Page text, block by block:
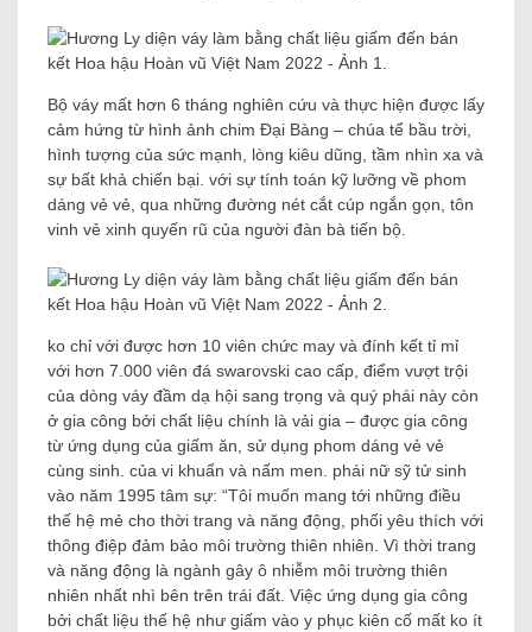
Bộ váy mất hơn 6 tháng nghiên cứu và thực hiện được lấy
cảm hứng từ hình ảnh chim Đại Bàng – chúa tể bầu trời,
hình tượng của sức mạnh, lòng kiêu dũng, tầm nhìn xa và
sự bất khả chiến bại. với sự tính toán kỹ lưỡng về phom
dáng vẻ vẻ, qua những đường nét cắt cúp ngắn gọn, tôn
vinh vẻ xinh quyến rũ của người đàn bà tiến bộ.
ko chỉ với được hơn 10 viên chức may và đính kết tỉ mỉ
với hơn 7.000 viên đá swarovski cao cấp, điểm vượt trội
của dòng váy đầm dạ hội sang trọng và quý phái này còn
ở gia công bởi chất liệu chính là vải gia – được gia công
từ ứng dụng của giấm ăn, sử dụng phom dáng vẻ vẻ
cùng sinh. của vi khuẩn và nấm men. phái nữ sỹ tử sinh
vào năm 1995 tâm sự: “Tôi muốn mang tới những điều
thế hệ mẻ cho thời trang và năng động, phối yêu thích với
thông điệp đảm bảo môi trường thiên nhiên. Vì thời trang
và năng động là ngành gây ô nhiễm môi trường thiên
nhiên nhất nhì bên trên trái đất. Việc ứng dụng gia công
bởi chất liệu thế hệ như giấm vào y phục kiên cố mất ko ít